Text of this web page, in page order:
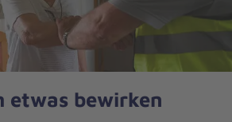
etwas bewirken